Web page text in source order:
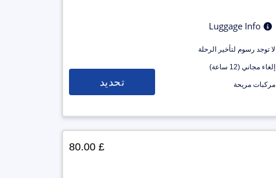
Luggage Info
لا توجد رسوم لتأخير الرحلة
إلغاء مجاني (12 ساعة)
مركبات مريحة تحديد
£ 80.00